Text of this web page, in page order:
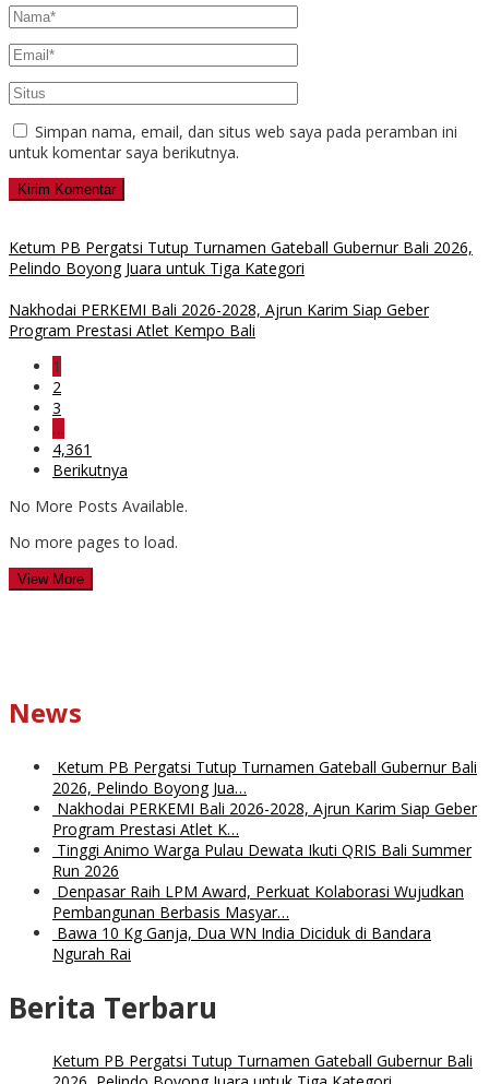
Simpan nama, email, dan situs web saya pada peramban ini
untuk komentar saya berikutnya.
Ketum PB Pergatsi Tutup Turnamen Gateball Gubernur Bali 2026,
Pelindo Boyong Juara untuk Tiga Kategori
Nakhodai PERKEMI Bali 2026-2028, Ajrun Karim Siap Geber
Program Prestasi Atlet Kempo Bali
1
2
3
…
4,361
Berikutnya
No More Posts Available.
No more pages to load.
View More
News
Ketum PB Pergatsi Tutup Turnamen Gateball Gubernur Bali
2026, Pelindo Boyong Jua…
Nakhodai PERKEMI Bali 2026-2028, Ajrun Karim Siap Geber
Program Prestasi Atlet K…
Tinggi Animo Warga Pulau Dewata Ikuti QRIS Bali Summer
Run 2026
Denpasar Raih LPM Award, Perkuat Kolaborasi Wujudkan
Pembangunan Berbasis Masyar…
Bawa 10 Kg Ganja, Dua WN India Diciduk di Bandara
Ngurah Rai
Berita Terbaru
Ketum PB Pergatsi Tutup Turnamen Gateball Gubernur Bali